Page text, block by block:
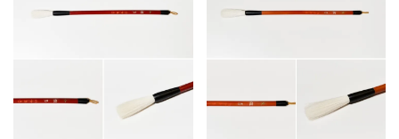
私たちについて